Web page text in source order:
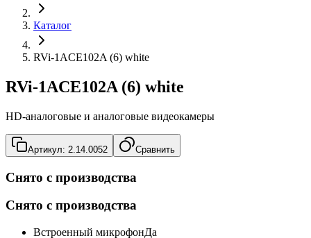
Каталог
RVi-1ACE102A (6) white
RVi-1ACE102A (6) white
HD-аналоговые и аналоговые видеокамеры
Артикул: 2.14.0052 Сравнить
Снято с производства
Снято с производства
Встроенный микрофонДа